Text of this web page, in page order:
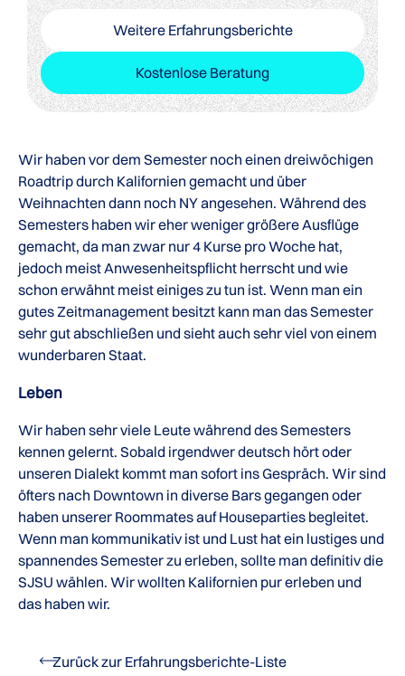
Weitere Erfahrungsberichte
Kostenlose Beratung
Wir haben vor dem Semester noch einen dreiwöchigen
Roadtrip durch Kalifornien gemacht und über
Weihnachten dann noch NY angesehen. Während des
Semesters haben wir eher weniger größere Ausflüge
gemacht, da man zwar nur 4 Kurse pro Woche hat,
jedoch meist Anwesenheitspflicht herrscht und wie
schon erwähnt meist einiges zu tun ist. Wenn man ein
gutes Zeitmanagement besitzt kann man das Semester
sehr gut abschließen und sieht auch sehr viel von einem
wunderbaren Staat.
Leben
Wir haben sehr viele Leute während des Semesters
kennen gelernt. Sobald irgendwer deutsch hört oder
unseren Dialekt kommt man sofort ins Gespräch. Wir sind
öfters nach Downtown in diverse Bars gegangen oder
haben unserer Roommates auf Houseparties begleitet.
Wenn man kommunikativ ist und Lust hat ein lustiges und
spannendes Semester zu erleben, sollte man definitiv die
SJSU wählen. Wir wollten Kalifornien pur erleben und
das haben wir.
Zurück zur Erfahrungsberichte-Liste